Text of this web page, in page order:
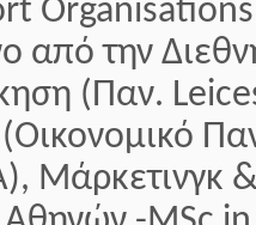
από την
(Παν.
Μάρκετινγκ